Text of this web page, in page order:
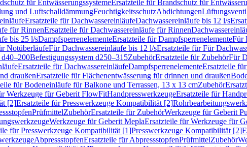
für EntwässerungssystemeErsatzteile für Brandschutz für
und LuftschalldämmungFeuchtigkeitsschutzAbdichtungen
Ersatzteile für DachwassereinläufeDachwassereinläufe bis 12 l/s
für RinnenErsatzteile für Dachwassereinläufe für Rinnen
bis 25 l/sDampfsperrenelementeErsatzteile für DampfsperrenelementeFür
NotüberläufeFür Dachwassereinläufe bis 12 l/sErsatzteile für Für
d40–200Befestigungssystem d250–315ZubehörErsatzteile für ZubehörFür
Ersatzteile für DachwassereinläufeDampfsperrenelementeErsatzteile
draußenErsatzteile für Flächenentwässerung für drinnen und draußen
für Bodeneinläufe für Balkone und Terrassen, 13 x 13 cmZubehör
Werkzeuge für Geberit FlowFitHandpresswerkzeugeErsatzteile für
[2]Ersatzteile für Presswerkzeuge Kompatibilität [2]
PrüfmittelZubehörErsatzteile für ZubehörWerkzeuge für Geberit
Werkzeuge für Geberit MeplaErsatzteile für Werkzeuge für
für Presswerkzeuge Kompatibilität [1]Presswerkzeuge Kompatibilität [2]
AbpressstopfenErsatzteile für AbpressstopfenPrüfmittelZubehör